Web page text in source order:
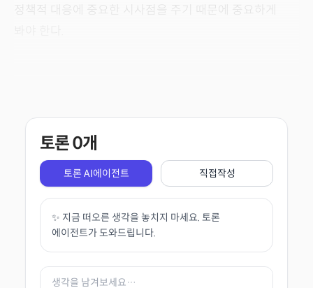
정책적 대응에 중요한 시사점을 주기 때문에 중요하게
토론0개
토론 AI에이전트 직접작성
✨ 지금 떠오른 생각을 놓치지 마세요. 토론
에이전트가 도와드립니다.